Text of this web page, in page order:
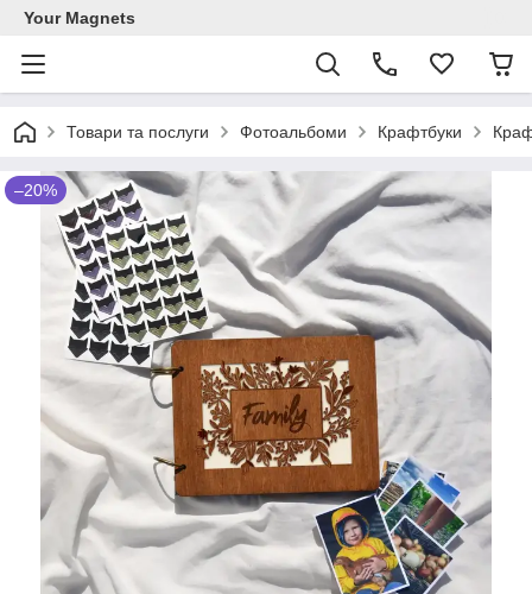
Your Magnets
Товари та послуги Фотоальбоми Крафтбуки
–20%